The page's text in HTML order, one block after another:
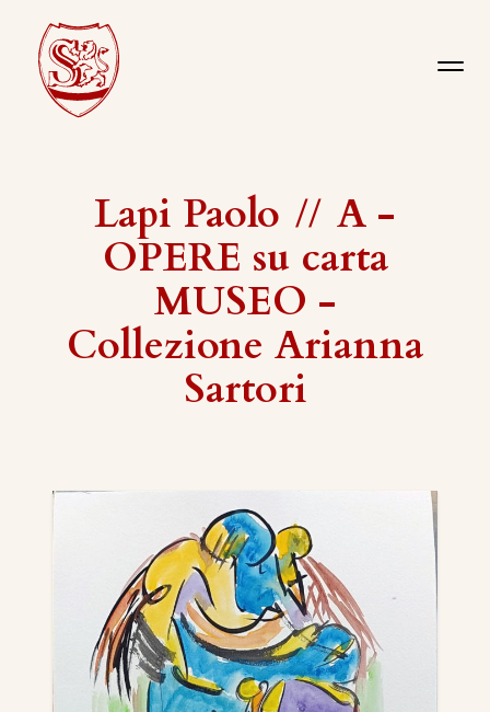
Lapi Paolo // A -
OPERE su carta
MUSEO -
Collezione Arianna
Sartori